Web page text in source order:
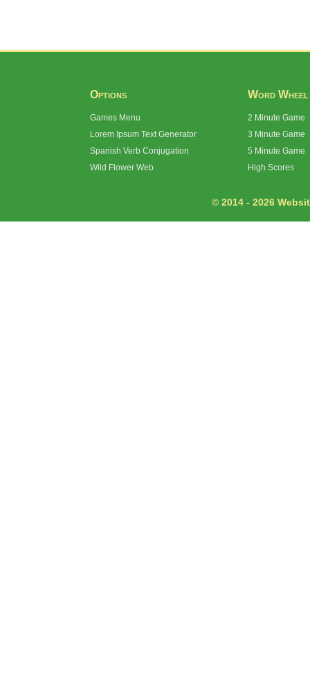
Options
Games Menu
Lorem Ipsum Text Generator
Spanish Verb Conjugation
Wild Flower Web
Word Wheel
2 Minute Game
3 Minute Game
5 Minute Game
High Scores
© 2014 - 2026